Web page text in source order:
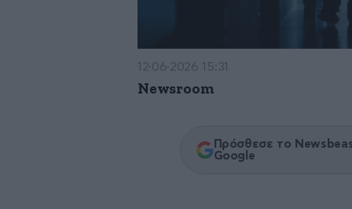
12·06·2026 15:31
Newsroom
Πρόσθεσε το
Google